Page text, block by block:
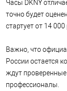
Часы DKNY
точно будет
стартует от 14
Важно, что
России остается
ждут проверенные
профессионалы.